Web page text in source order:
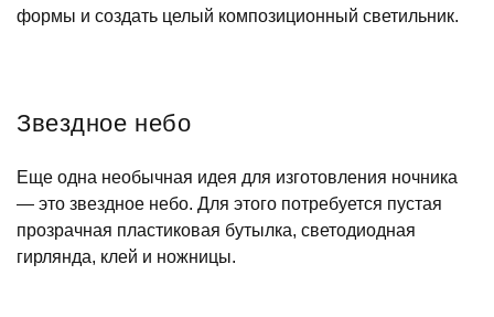
формы и создать целый композиционный светильник.
Звездное небо
Еще одна необычная идея для изготовления ночника
— это звездное небо. Для этого потребуется пустая
прозрачная пластиковая бутылка, светодиодная
гирлянда, клей и ножницы.